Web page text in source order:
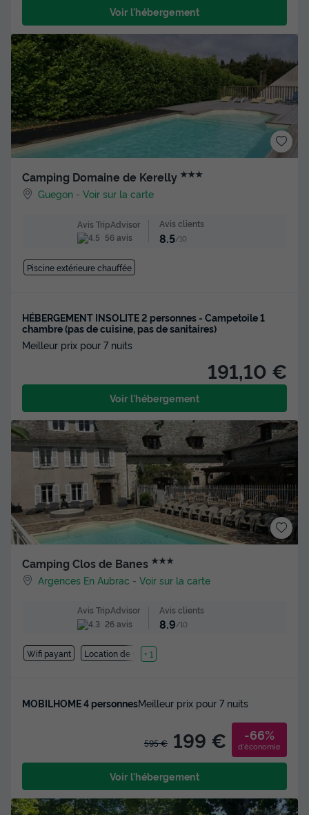
Voir l'hébergement
Camping Domaine de Kerelly ★★★
Guegon -Voir sur la carte
Avis TripAdvisor
56 avis
Avis clients
8.5/10
Piscine extérieure chauffée
HÉBERGEMENT INSOLITE 2 personnes - Campetoile 1
chambre (pas de cuisine, pas de sanitaires)
Meilleur prix pour 7 nuits
191,10 €
Voir l'hébergement
Camping Clos de Banes ★★★
Argences En Aubrac -Voir sur la carte
Avis TripAdvisor
26 avis
Avis clients
8.9/10
Wifi payant Location de vélos
+ 1
MOBILHOME 4 personnesMeilleur prix pour 7 nuits
595 € 199 € -66%
d'économie
Voir l'hébergement